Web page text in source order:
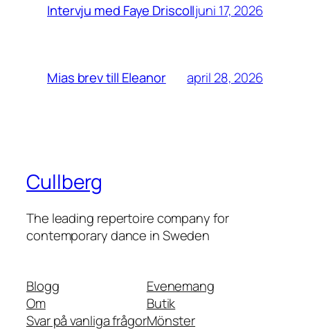
Intervju med Faye Driscolljuni 17, 2026
Mias brev till Eleanor april 28, 2026
Cullberg
The leading repertoire company for
contemporary dance in Sweden
Blogg
Om
Svar på vanliga frågor
Evenemang
Butik
Mönster